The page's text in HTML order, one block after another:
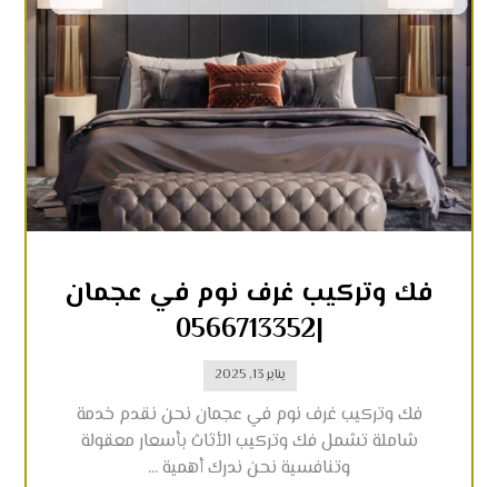
فك وتركيب غرف نوم في عجمان
|0566713352
يناير 13, 2025
فك وتركيب غرف نوم في عجمان نحن نقدم خدمة
شاملة تشمل فك وتركيب الأثاث بأسعار معقولة
وتنافسية نحن ندرك أهمية ...